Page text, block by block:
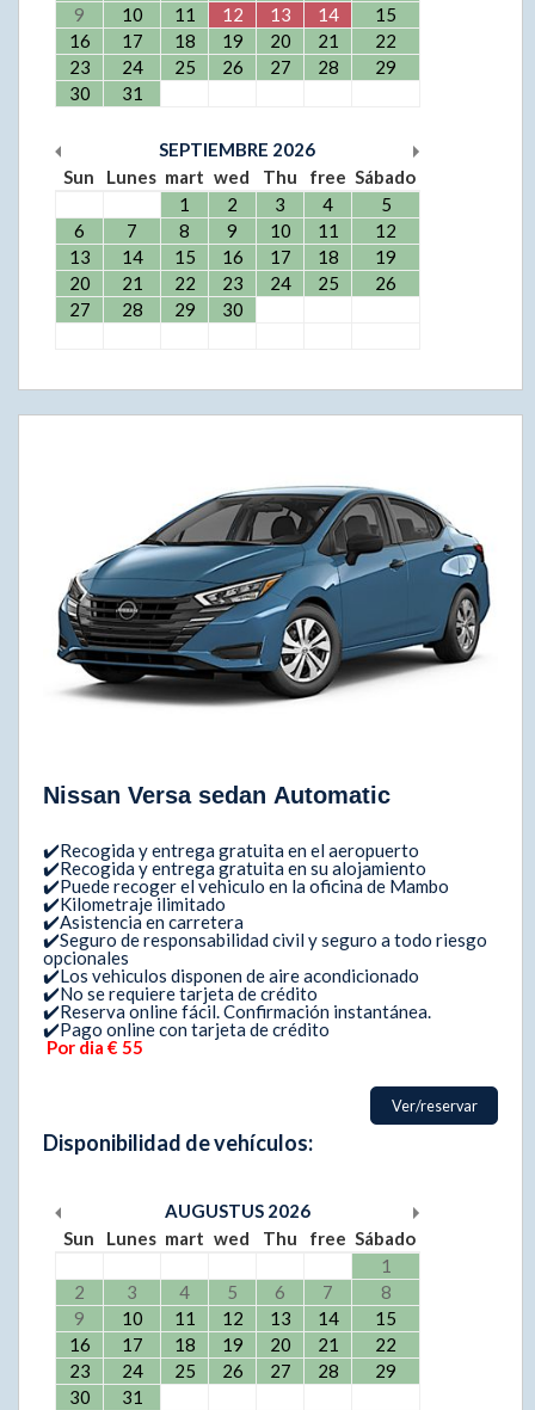
9
10 11 12 13 14
15
16
17 18 19 20 21
22
23
24 25 26 27 28
29
30
31
SEPTIEMBRE 2026
Sun
Lunes mart wed Thu free Sábado
1
2 3 4
5
6
7 8 9 10 11
12
13
14 15 16 17 18
19
20
21 22 23 24 25
26
27
28 29 30
Nissan Versa sedan Automatic
✔️Recogida y entrega gratuita en el aeropuerto
✔️Recogida y entrega gratuita en su alojamiento
✔️Puede recoger el vehiculo en la oficina de Mambo
✔️Kilometraje ilimitado
✔️Asistencia en carretera
✔️Seguro de responsabilidad civil y seguro a todo riesgo
opcionales
✔️Los vehiculos disponen de aire acondicionado
✔️No se requiere tarjeta de crédito
✔️Reserva online fácil. Confirmación instantánea.
✔️Pago online con tarjeta de crédito
Por dia € 55
Ver/reservar
Disponibilidad de vehículos:
AUGUSTUS 2026
Sun
Lunes mart wed Thu free Sábado
1
2
3 4 5 6 7
8
9
10 11 12 13 14
15
16
17 18 19 20 21
22
23
24 25 26 27 28
29
30
31